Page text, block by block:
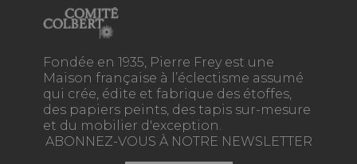
Fondée en 1935, Pierre Frey est une
Maison française à l’éclectisme assumé
qui crée, édite et fabrique des étoffes,
des papiers peints, des tapis sur-mesure
et du mobilier d'exception.
ABONNEZ-VOUS À NOTRE NEWSLETTER